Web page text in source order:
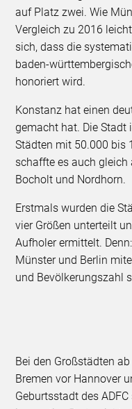
auf Platz zwei. Wie
Vergleich zu 2016
sich, dass die
baden-
honoriert wird.
Konstanz hat einen
gemacht hat. Die Stadt
Städten mit 50.000 bis
schaffte es auch gleich
Bocholt und Nordhorn.
Erstmals wurden die
vier Größen unterteilt
Aufholer ermittelt.
Münster und Berlin
und Bevölkerungszahl
Bei den Großstädten
Bremen vor Hannover
Geburtsstadt des